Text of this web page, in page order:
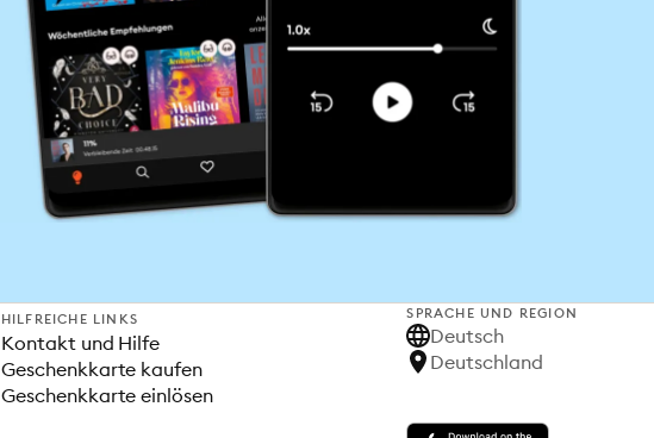
HILFREICHE LINKS
Kontakt und Hilfe
Geschenkkarte kaufen
Geschenkkarte einlösen
SPRACHE UND REGION
Deutsch
Deutschland